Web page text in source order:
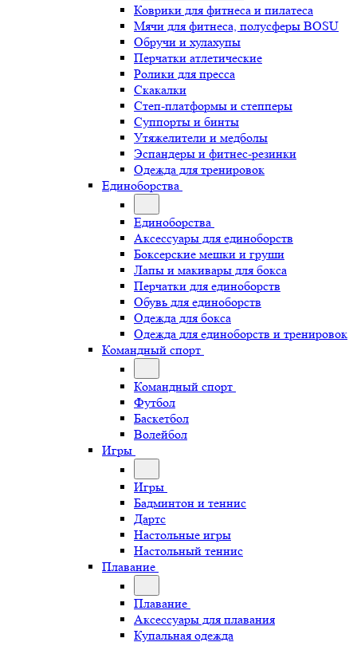
Коврики для фитнеса и пилатеса
Мячи для фитнеса, полусферы BOSU
Обручи и хулахупы
Перчатки атлетические
Ролики для пресса
Скакалки
Степ-платформы и степперы
Суппорты и бинты
Утяжелители и медболы
Эспандеры и фитнес-резинки
Одежда для тренировок
Единоборства
Единоборства
Аксессуары для единоборств
Боксерские мешки и груши
Лапы и макивары для бокса
Перчатки для единоборств
Обувь для единоборств
Одежда для бокса
Одежда для единоборств и тренировок
Командный спорт
Командный спорт
Футбол
Баскетбол
Волейбол
Игры
Игры
Бадминтон и теннис
Дартс
Настольные игры
Настольный теннис
Плавание
Плавание
Аксессуары для плавания
Купальная одежда